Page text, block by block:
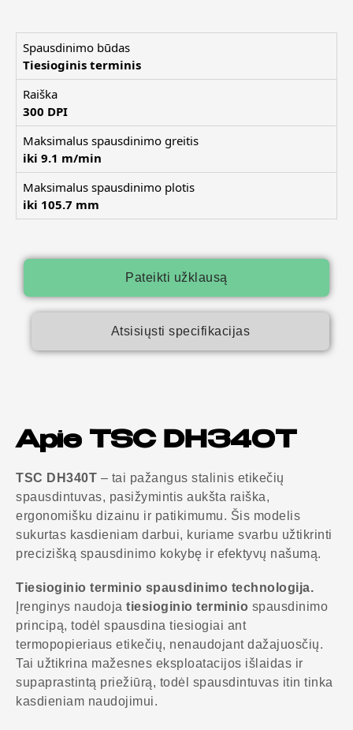
Spausdinimo būdas
Tiesioginis terminis
Raiška
300 DPI
Maksimalus spausdinimo greitis
iki 9.1 m/min
Maksimalus spausdinimo plotis
iki 105.7 mm
Pateikti užklausą
Atsisiųsti specifikacijas
Apie TSC DH340T
TSC DH340T – tai pažangus stalinis etikečių
spausdintuvas, pasižymintis aukšta raiška,
ergonomišku dizainu ir patikimumu. Šis modelis
sukurtas kasdieniam darbui, kuriame svarbu užtikrinti
precizišką spausdinimo kokybę ir efektyvų našumą.
Tiesioginio terminio spausdinimo technologija.
Įrenginys naudoja tiesioginio terminio spausdinimo
principą, todėl spausdina tiesiogiai ant
termopopieriaus etikečių, nenaudojant dažajuosčių.
Tai užtikrina mažesnes eksploatacijos išlaidas ir
supaprastintą priežiūrą, todėl spausdintuvas itin tinka
kasdieniam naudojimui.